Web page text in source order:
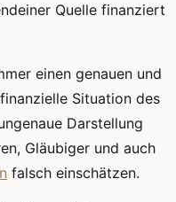
Quelle finanziert
einen genauen und
Situation des
Darstellung
Gläubiger und auch
falsch einschätzen.